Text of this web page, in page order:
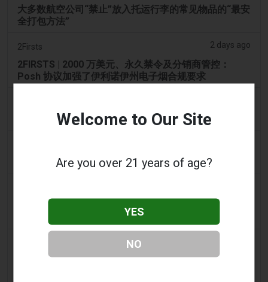
大多数航空公司“禁止”放入托运行李的常见物品的“最安
全打包方法”
2Firsts 2 days ago
2FIRSTS | 2000 万美元、永久禁令及分销商管控：
Posh 协议加强了伊利诺伊州电子烟合规要求
烟草法案：Dhlomo 呼吁采取危害减少方法
司机协助调查，车内发现电子烟
Vape Station 在阿联酋全境提供 Lost Mary 15,000 口
2FIRSTS | FDA 授权了另外四种尼古丁袋，审查试点已
Welcome to Our Site
Are you over 21 years of age?
YES
NO